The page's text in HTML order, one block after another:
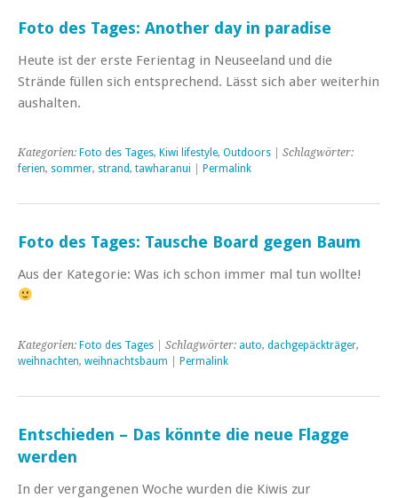
Foto des Tages: Another day in paradise
Heute ist der erste Ferientag in Neuseeland und die
Strände füllen sich entsprechend. Lässt sich aber weiterhin
aushalten.
Kategorien: Foto des Tages, Kiwi lifestyle, Outdoors | Schlagwörter:
ferien, sommer, strand, tawharanui Permalink
Foto des Tages: Tausche Board gegen Baum
Aus der Kategorie: Was ich schon immer mal tun wollte!
Kategorien: Foto des Tages | Schlagwörter: auto, dachgepäckträger,
weihnachten, weihnachtsbaum Permalink
Entschieden – Das könnte die neue Flagge
werden
In der vergangenen Woche wurden die Kiwis zur